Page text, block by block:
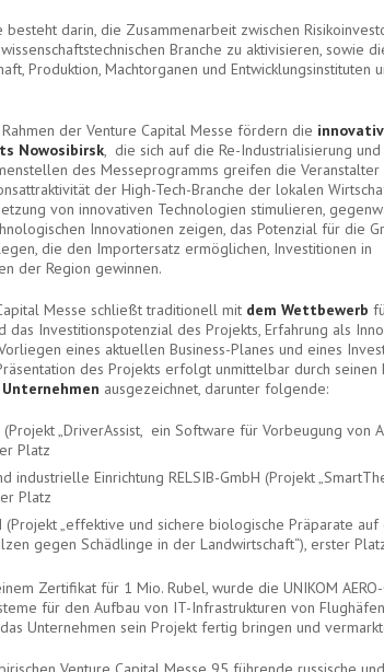
besteht darin, die Zusammenarbeit zwischen
Branche zu aktivisieren, sowie
Produktion, Machtorganen und Entwicklungsinstituten
der Venture Capital Messe fördern die
Nowosibirsk, die sich auf die Re-Industrialisierung
des Messeprogramms greifen die Veranstalter
der High-Tech-Branche der lokalen
von innovativen Technologien stimulieren,
Innovationen zeigen, das Potenzial für die
die den Importersatz ermöglichen, Investitionen in
der Region gewinnen.
Messe schließt traditionell mit dem Wettbewerb
das Investitionspotenzial des Projekts, Erfahrung als
eines aktuellen Business-Planes und eines
des Projekts erfolgt unmittelbar durch seinen
ausgezeichnet, darunter folgende:
(Projekt „DriverAssist, ein Software für Vorbeugung von
Platz
industrielle Einrichtung RELSIB-GmbH (Projekt
Platz
(Projekt „effektive und sichere biologische Präparate auf
gegen Schädlinge in der Landwirtschaft“), erster
Zertifikat für 1 Mio. Rubel, wurde die UNIKOM
für den Aufbau von IT-Infrastrukturen von
Unternehmen sein Projekt fertig bringen und